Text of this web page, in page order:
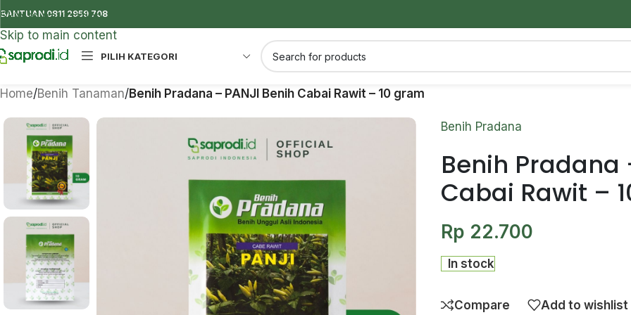
Skip to navigation
Skip to main content
BANTUAN 0811 2959 708
PILIH KATEGORI
Insektisida digunakan untuk mengendalikan
serangga penganggu tanaman
menghambat pertumbuhan jamur atau
Antivirus digunakan untuk mengendalikan penyakit
tanaman yang disebabkan oleh virus
Bakterisida
tanaman yang disebabkan oleh bakteri
Home/Benih Tanaman/Benih Pradana – PANJI Benih Cabai Rawit – 10 gram
Benih Pradana
Benih Pradana
Cabai Rawit –
Rp 22.700
In stock
Compare Add to wishlist